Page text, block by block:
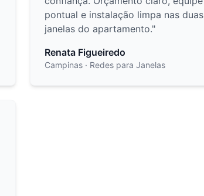
pontual e instalação limpa nas duas
janelas do apartamento."
Renata Figueiredo
Campinas · Redes para Janelas